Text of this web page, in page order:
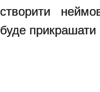
створити
буде